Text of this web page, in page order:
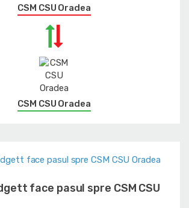
CSM CSU Oradea
CSM CSU Oradea
face pasul spre CSM CSU